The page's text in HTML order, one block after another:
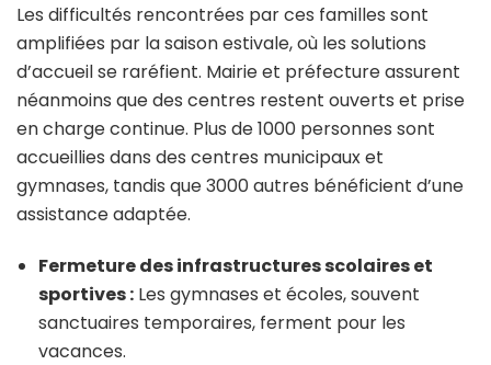
Les difficultés rencontrées par ces familles sont
amplifiées par la saison estivale, où les solutions
d’accueil se raréfient. Mairie et préfecture assurent
néanmoins que des centres restent ouverts et prise
en charge continue. Plus de 1000 personnes sont
accueillies dans des centres municipaux et
gymnases, tandis que 3000 autres bénéficient d’une
assistance adaptée.
Fermeture des infrastructures scolaires et
sportives : Les gymnases et écoles, souvent
sanctuaires temporaires, ferment pour les
vacances.